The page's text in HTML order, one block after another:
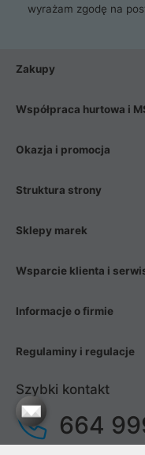
wyrażam zgodę na
Zakupy
Współpraca hurtowa i
Okazja i promocja
Struktura strony
Sklepy marek
Wsparcie klienta i
Informacje o firmie
Regulaminy i regulacje
Szybki kontakt
664